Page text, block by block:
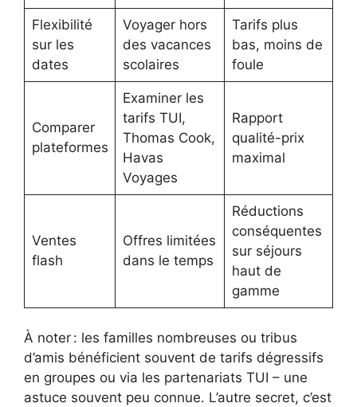
Flexibilité
sur les
dates
Voyager hors
des vacances
scolaires
Tarifs plus
bas, moins de
foule
Comparer
plateformes
Examiner les
tarifs TUI,
Thomas Cook,
Havas
Voyages
Rapport
qualité-prix
maximal
Ventes
flash
Offres limitées
dans le temps
Réductions
conséquentes
sur séjours
haut de
gamme
À noter : les familles nombreuses ou tribus
d’amis bénéficient souvent de tarifs dégressifs
en groupes ou via les partenariats TUI – une
astuce souvent peu connue. L’autre secret, c’est